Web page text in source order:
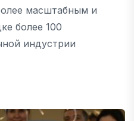
масштабным и
более 100
индустрии